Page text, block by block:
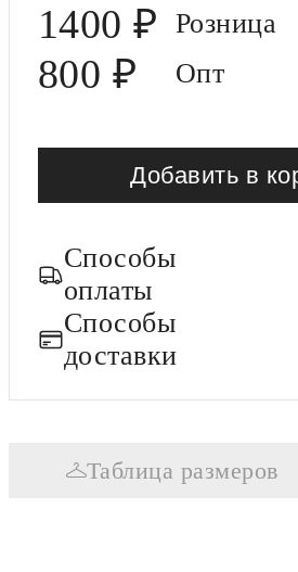
1400 ₽ Розница
800 ₽ Опт
Добавить в
Способы
оплаты
Способы
доставки
Таблица размеров